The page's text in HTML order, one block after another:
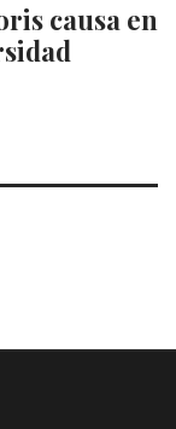
causa en